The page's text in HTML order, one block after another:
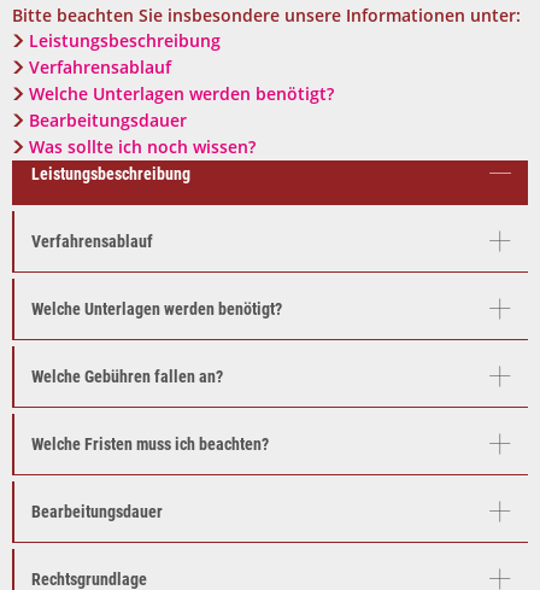
Bitte beachten Sie insbesondere unsere Informationen unter:
Leistungsbeschreibung
Verfahrensablauf
Welche Unterlagen werden benötigt?
Bearbeitungsdauer
Was sollte ich noch wissen?
Leistungsbeschreibung
Verfahrensablauf
Welche Unterlagen werden benötigt?
Welche Gebühren fallen an?
Welche Fristen muss ich beachten?
Bearbeitungsdauer
Rechtsgrundlage